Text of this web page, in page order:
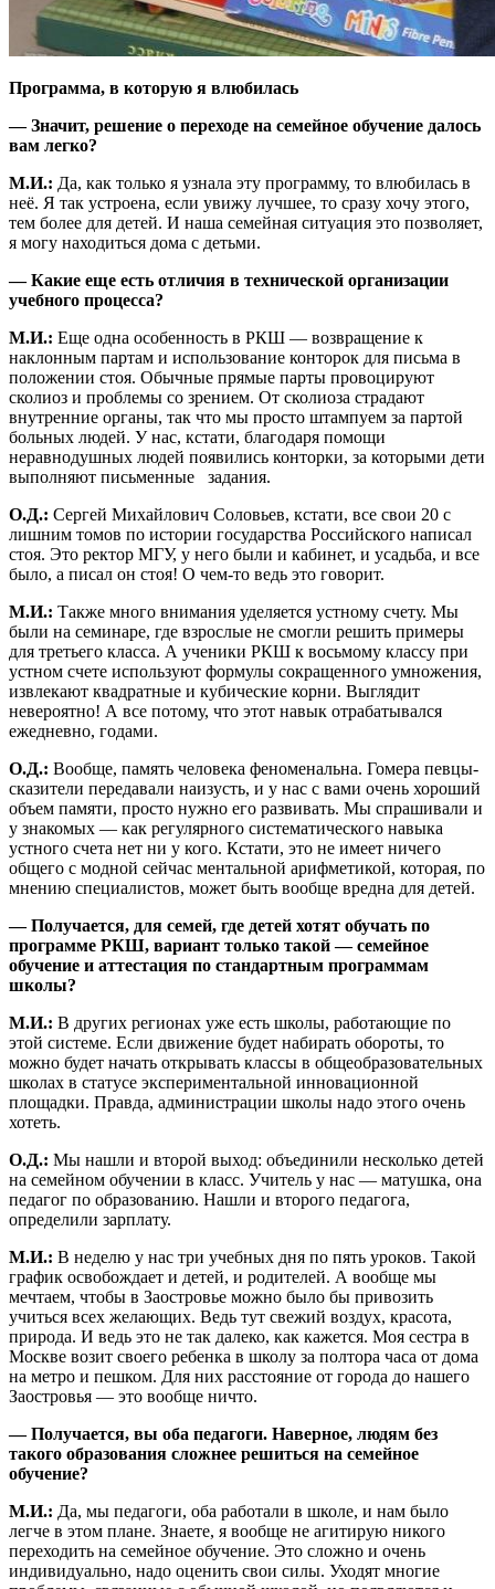
Программа, в которую я влюбилась
— Значит, решение о переходе на семейное обучение далось
вам легко?
М.И.: Да, как только я узнала эту программу, то влюбилась в
неё. Я так устроена, если увижу лучшее, то сразу хочу этого,
тем более для детей. И наша семейная ситуация это позволяет,
я могу находиться дома с детьми.
— Какие еще есть отличия в технической организации
учебного процесса?
М.И.: Еще одна особенность в РКШ — возвращение к
наклонным партам и использование конторок для письма в
положении стоя. Обычные прямые парты провоцируют
сколиоз и проблемы со зрением. От сколиоза страдают
внутренние органы, так что мы просто штампуем за партой
больных людей. У нас, кстати, благодаря помощи
неравнодушных людей появились конторки, за которыми дети
выполняют письменные задания.
О.Д.: Сергей Михайлович Соловьев, кстати, все свои 20 с
лишним томов по истории государства Российского написал
стоя. Это ректор МГУ, у него были и кабинет, и усадьба, и все
было, а писал он стоя! О чем-то ведь это говорит.
М.И.: Также много внимания уделяется устному счету. Мы
были на семинаре, где взрослые не смогли решить примеры
для третьего класса. А ученики РКШ к восьмому классу при
устном счете используют формулы сокращенного умножения,
извлекают квадратные и кубические корни. Выглядит
невероятно! А все потому, что этот навык отрабатывался
ежедневно, годами.
О.Д.: Вообще, память человека феноменальна. Гомера певцы-
сказители передавали наизусть, и у нас с вами очень хороший
объем памяти, просто нужно его развивать. Мы спрашивали и
у знакомых — как регулярного систематического навыка
устного счета нет ни у кого. Кстати, это не имеет ничего
общего с модной сейчас ментальной арифметикой, которая, по
мнению специалистов, может быть вообще вредна для детей.
— Получается, для семей, где детей хотят обучать по
программе РКШ, вариант только такой — семейное
обучение и аттестация по стандартным программам
школы?
М.И.: В других регионах уже есть школы, работающие по
этой системе. Если движение будет набирать обороты, то
можно будет начать открывать классы в общеобразовательных
школах в статусе экспериментальной инновационной
площадки. Правда, администрации школы надо этого очень
хотеть.
О.Д.: Мы нашли и второй выход: объединили несколько детей
на семейном обучении в класс. Учитель у нас — матушка, она
педагог по образованию. Нашли и второго педагога,
определили зарплату.
М.И.: В неделю у нас три учебных дня по пять уроков. Такой
график освобождает и детей, и родителей. А вообще мы
мечтаем, чтобы в Заостровье можно было бы привозить
учиться всех желающих. Ведь тут свежий воздух, красота,
природа. И ведь это не так далеко, как кажется. Моя сестра в
Москве возит своего ребенка в школу за полтора часа от дома
на метро и пешком. Для них расстояние от города до нашего
Заостровья — это вообще ничто.
— Получается, вы оба педагоги. Наверное, людям без
такого образования сложнее решиться на семейное
обучение?
М.И.: Да, мы педагоги, оба работали в школе, и нам было
легче в этом плане. Знаете, я вообще не агитирую никого
переходить на семейное обучение. Это сложно и очень
индивидуально, надо оценить свои силы. Уходят многие